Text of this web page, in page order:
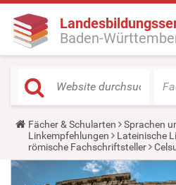
Baden-
Y
o
u
a
Fächer & Schularten Sprachen
Linkempfehlungen
Lateinische
römische Fachschriftsteller